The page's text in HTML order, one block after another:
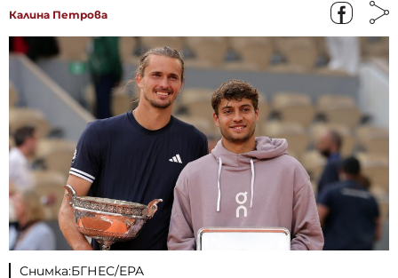
Калина Петрова
Снимка:БГНЕС/EPA